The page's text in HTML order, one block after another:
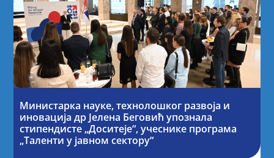
Министарка науке, технолошког развоја и
иновација др Јелена Беговић упознала
стипендисте „Доситеје“, учеснике програма
„Таленти у јавном сектору“